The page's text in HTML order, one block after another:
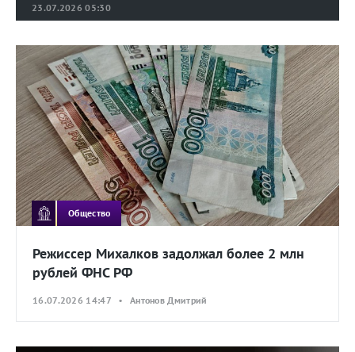
23.07.2026 05:30
Общество
Режиссер Михалков задолжал более 2 млн
рублей ФНС РФ
16.07.2026 14:47 • Антонов Дмитрий